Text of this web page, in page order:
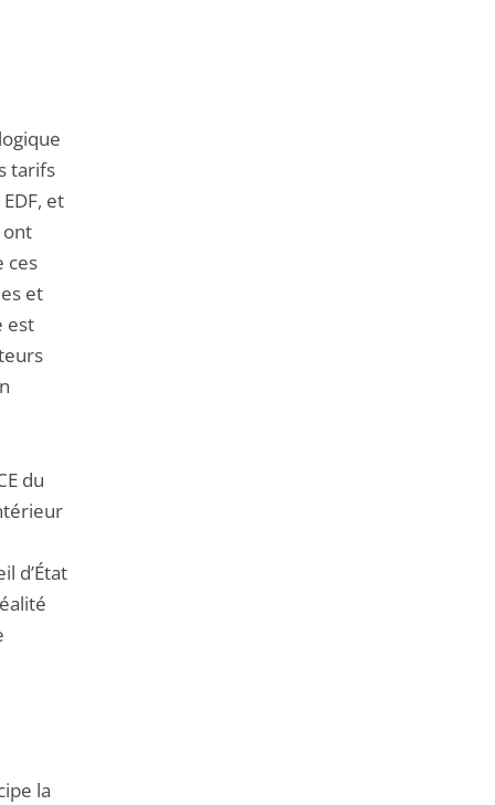
tarifs
et
ont
ces
et
est
du
d’État
la